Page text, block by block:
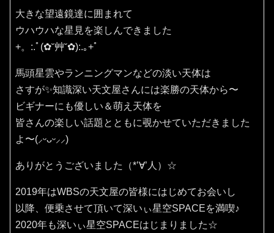
大きな望遠鏡達に囲まれて
ウハウハな星見を楽しんできました
+。:.ﾟ(✿˘艸˘✿):.｡+ﾟ
馬頭星雲やランニングマンなどの淡い天体は
さすが✨知識深い天文屋さんには楽勝の天体から〜
ビギナーにも優しい＆萌え天体を
皆さんの楽しい話題とともに覗かせていただきました
よ〜(⸝ᵕᴗᵕ⸝⸝)
ありがとうございました（*’∀’人）☆
2019年はWBSの天文屋の皆様にはじめてお会いし
以降、便乗させて頂いて深いぃ星空SPACEを満喫♪
2020年も深いぃ星空SPACEはじまりました☆